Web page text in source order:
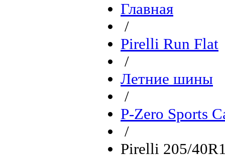
Главная
/
Pirelli Run Flat
/
Летние шины
/
P-Zero Sports
/
Pirelli 205/